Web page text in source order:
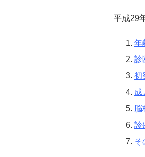
平成29
年
診
初
成
診
そ